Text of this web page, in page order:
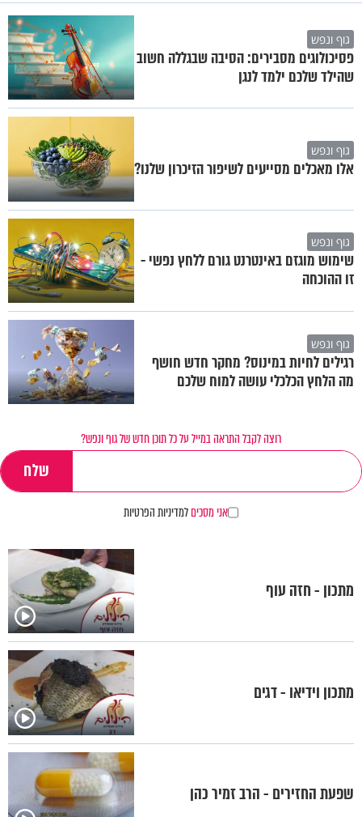
גוף ונפש
פסיכולוגים מסבירים: הסיבה שבגללה חשוב
שהילד שלכם ילמד לנגן
גוף ונפש
אלו מאכלים מסייעים לשיפור הזיכרון שלנו?
גוף ונפש
שימוש מוגזם באינטרנט גורם ללחץ נפשי -
זו ההוכחה
גוף ונפש
רגילים לחיות במינוס? מחקר חדש חושף
מה הלחץ הכלכלי עושה למוח שלכם
רוצה לקבל התראה במייל על כל תוכן חדש של גוף ונפש?
אני מסכיםלמדיניות הפרטיות
מתכון - חזה עוף
מתכון וידיאו - דגים
שפעת החזירים - הרב זמיר כהן